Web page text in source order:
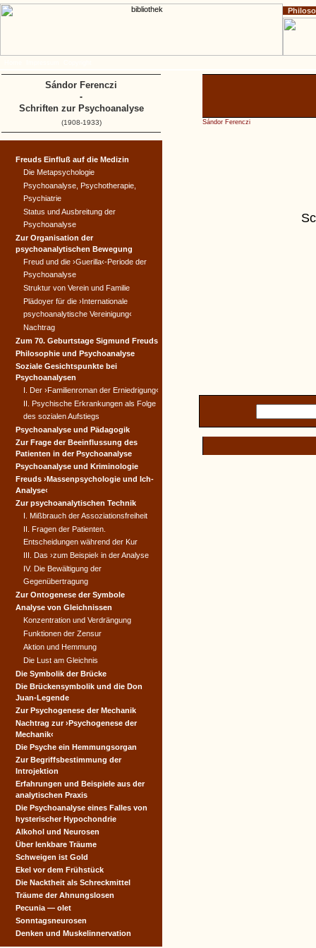
Sándor Ferenczi
Freuds Einfluß auf die Medizin
Die Metapsychologie
Psychoanalyse, Psychotherapie,
Psychiatrie
Status und Ausbreitung der
Psychoanalyse
Zur Organisation der
psychoanalytischen Bewegung
Freud und die ›Guerilla‹-Periode der
Psychoanalyse
Struktur von Verein und Familie
Plädoyer für die ›Internationale
psychoanalytische Vereinigung‹
Nachtrag
Zum 70. Geburtstage Sigmund Freuds
Philosophie und Psychoanalyse
Soziale Gesichtspunkte bei
Psychoanalysen
I. Der ›Familienroman der Erniedrigung‹
II. Psychische Erkrankungen als Folge
des sozialen Aufstiegs
Psychoanalyse und Pädagogik
Zur Frage der Beeinflussung des
Patienten in der Psychoanalyse
Psychoanalyse und Kriminologie
Freuds ›Massenpsychologie und Ich-
Analyse‹
Zur psychoanalytischen Technik
I. Mißbrauch der Assoziationsfreiheit
II. Fragen der Patienten.
Entscheidungen während der Kur
III. Das ›zum Beispiel‹ in der Analyse
IV. Die Bewältigung der
Gegenübertragung
Zur Ontogenese der Symbole
Analyse von Gleichnissen
Konzentration und Verdrängung
Funktionen der Zensur
Aktion und Hemmung
Die Lust am Gleichnis
Die Symbolik der Brücke
Die Brückensymbolik und die Don
Juan-Legende
Zur Psychogenese der Mechanik
Nachtrag zur ›Psychogenese der
Mechanik‹
Die Psyche ein Hemmungsorgan
Zur Begriffsbestimmung der
Introjektion
Erfahrungen und Beispiele aus der
analytischen Praxis
Die Psychoanalyse eines Falles von
hysterischer Hypochondrie
Alkohol und Neurosen
Über lenkbare Träume
Schweigen ist Gold
Ekel vor dem Frühstück
Die Nacktheit als Schreckmittel
Träume der Ahnungslosen
Pecunia — olet
Sonntagsneurosen
Denken und Muskelinnervation
Sándor Ferenczi
-
Schriften zur Psychoanalyse
(1908-1933)